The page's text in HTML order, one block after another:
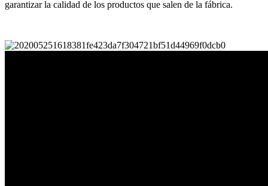
garantizar la calidad de los productos que salen de la fábrica.